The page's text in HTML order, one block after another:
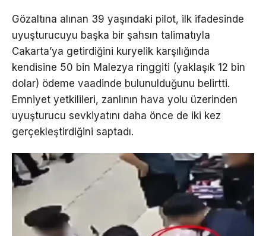
Gözaltına alınan 39 yaşındaki pilot, ilk ifadesinde
uyuşturucuyu başka bir şahsın talimatıyla
Cakarta’ya getirdiğini kuryelik karşılığında
kendisine 50 bin Malezya ringgiti (yaklaşık 12 bin
dolar) ödeme vaadinde bulunulduğunu belirtti.
Emniyet yetkilileri, zanlının hava yolu üzerinden
uyuşturucu sevkiyatını daha önce de iki kez
gerçekleştirdiğini saptadı.